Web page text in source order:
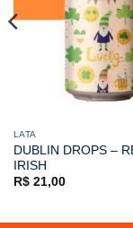
LATA
DUBLIN DROPS –
IRISH
R$21,00